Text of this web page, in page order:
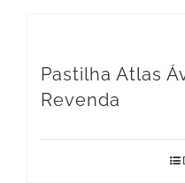
Pastilha Atlas
Revenda